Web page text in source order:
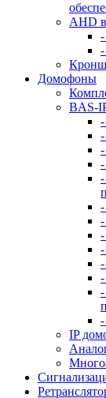
AHD
Домофоны
BAS-
IP